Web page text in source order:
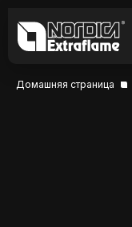
Домашняя страница